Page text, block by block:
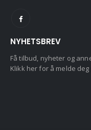
NYHETSBREV
Få tilbud, nyheter og
Klikk her for å melde deg